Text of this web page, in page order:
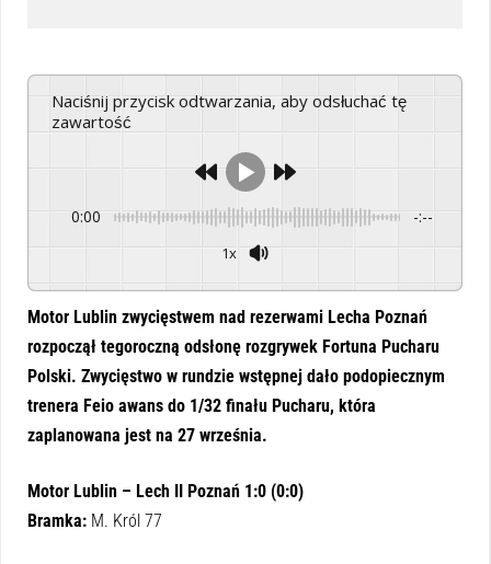
Naciśnij przycisk odtwarzania, aby odsłuchać tę
zawartość
0:00 -:--
1x
Motor Lublin zwycięstwem nad rezerwami Lecha Poznań
rozpoczął tegoroczną odsłonę rozgrywek Fortuna Pucharu
Polski. Zwycięstwo w rundzie wstępnej dało podopiecznym
trenera Feio awans do 1/32 finału Pucharu, która
zaplanowana jest na 27 września.
Motor Lublin – Lech II Poznań 1:0 (0:0)
Bramka: M. Król 77